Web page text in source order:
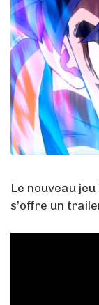
Le nouveau jeu
s’offre un